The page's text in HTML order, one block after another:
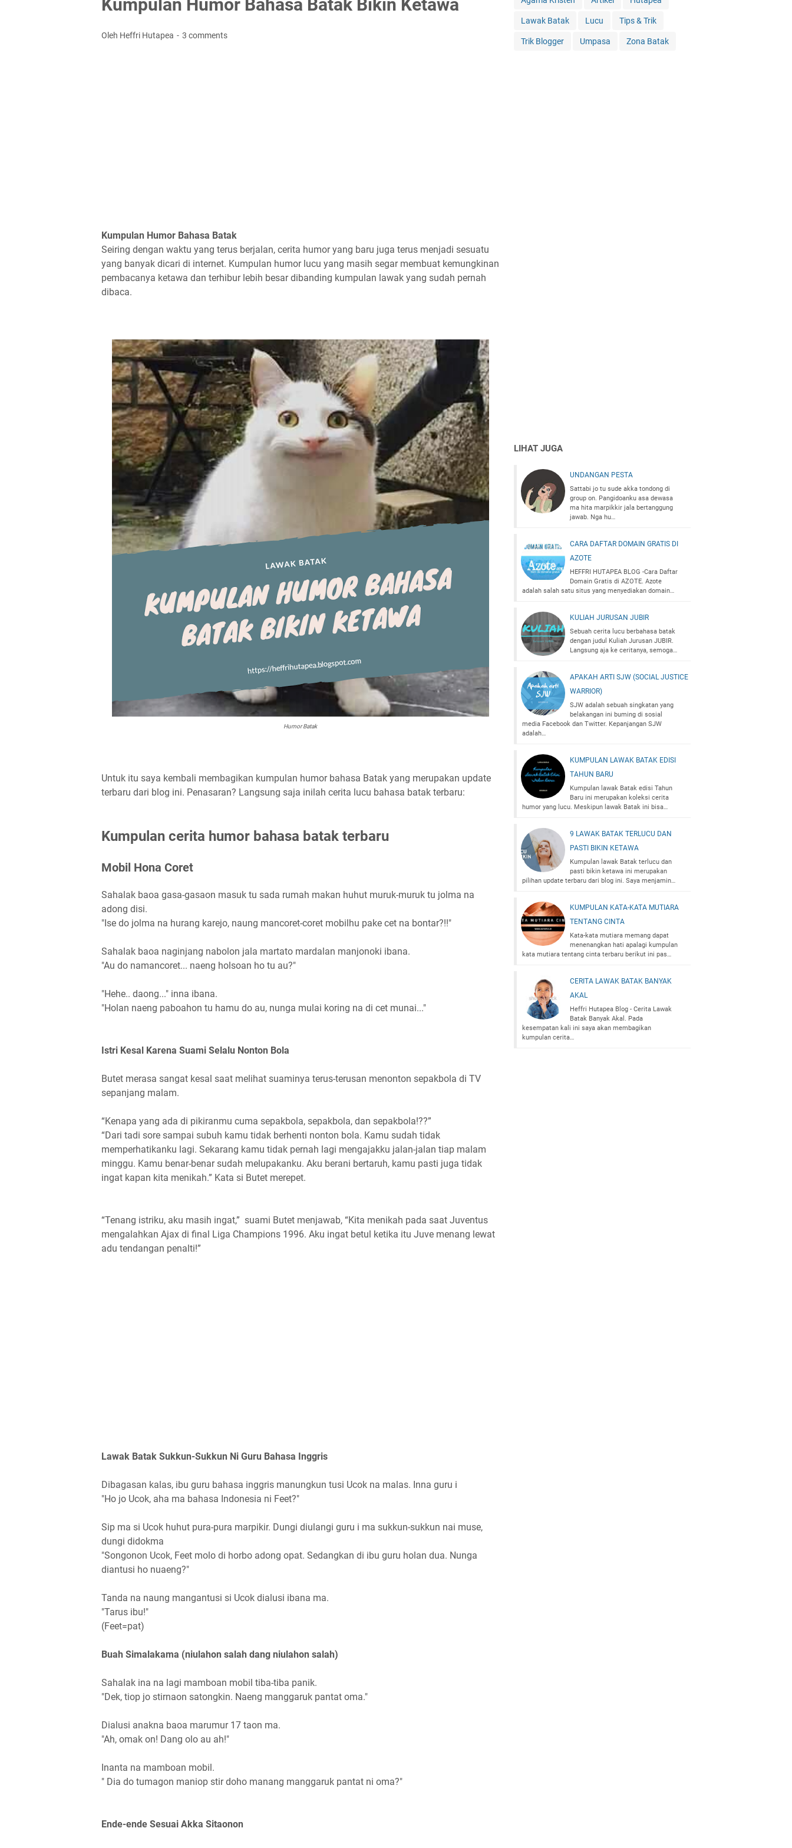
Kumpulan Humor Bahasa Batak Bikin Ketawa
Oleh Heffri Hutapea 3 comments
Kumpulan Humor Bahasa Batak
Seiring dengan waktu yang terus berjalan, cerita humor yang baru juga terus menjadi sesuatu
yang banyak dicari di internet. Kumpulan humor lucu yang masih segar membuat kemungkinan
pembacanya ketawa dan terhibur lebih besar dibanding kumpulan lawak yang sudah pernah
dibaca.
Humor Batak
Untuk itu saya kembali membagikan kumpulan humor bahasa Batak yang merupakan update
terbaru dari blog ini. Penasaran? Langsung saja inilah cerita lucu bahasa batak terbaru:
Kumpulan cerita humor bahasa batak terbaru
Mobil Hona Coret
Sahalak baoa gasa-gasaon masuk tu sada rumah makan huhut muruk-muruk tu jolma na
adong disi.
"Ise do jolma na hurang karejo, naung mancoret-coret mobilhu pake cet na bontar?!!"
Sahalak baoa naginjang nabolon jala martato mardalan manjonoki ibana.
"Au do namancoret... naeng holsoan ho tu au?"
"Hehe.. daong..." inna ibana.
"Holan naeng paboahon tu hamu do au, nunga mulai koring na di cet munai..."
Istri Kesal Karena Suami Selalu Nonton Bola
Butet merasa sangat kesal saat melihat suaminya terus-terusan menonton sepakbola di TV
sepanjang malam.
“Kenapa yang ada di pikiranmu cuma sepakbola, sepakbola, dan sepakbola!??”
“Dari tadi sore sampai subuh kamu tidak berhenti nonton bola. Kamu sudah tidak
memperhatikanku lagi. Sekarang kamu tidak pernah lagi mengajakku jalan-jalan tiap malam
minggu. Kamu benar-benar sudah melupakanku. Aku berani bertaruh, kamu pasti juga tidak
ingat kapan kita menikah.” Kata si Butet merepet.
“Tenang istriku, aku masih ingat,” suami Butet menjawab, “Kita menikah pada saat Juventus
mengalahkan Ajax di final Liga Champions 1996. Aku ingat betul ketika itu Juve menang lewat
adu tendangan penalti!”
Lawak Batak Sukkun-Sukkun Ni Guru Bahasa Inggris
Dibagasan kalas, ibu guru bahasa inggris manungkun tusi Ucok na malas. Inna guru i
"Ho jo Ucok, aha ma bahasa Indonesia ni Feet?"
Sip ma si Ucok huhut pura-pura marpikir. Dungi diulangi guru i ma sukkun-sukkun nai muse,
dungi didokma
"Songonon Ucok, Feet molo di horbo adong opat. Sedangkan di ibu guru holan dua. Nunga
diantusi ho nuaeng?"
Tanda na naung mangantusi si Ucok dialusi ibana ma.
"Tarus ibu!"
(Feet=pat)
Buah Simalakama (niulahon salah dang niulahon salah)
Sahalak ina na lagi mamboan mobil tiba-tiba panik.
"Dek, tiop jo stirnaon satongkin. Naeng manggaruk pantat oma."
Dialusi anakna baoa marumur 17 taon ma.
"Ah, omak on! Dang olo au ah!"
Inanta na mamboan mobil.
" Dia do tumagon maniop stir doho manang manggaruk pantat ni oma?"
Ende-ende Sesuai Akka Sitaonon
Lawak Batak Lucu Tips & Trik
Trik Blogger Umpasa Zona Batak
LIHAT JUGA
UNDANGAN PESTA
Sattabi jo tu sude akka tondong di
group on. Pangidoanku asa dewasa
ma hita marpikkir jala bertanggung
jawab. Nga hu…
CARA DAFTAR DOMAIN GRATIS DI
AZOTE
HEFFRI HUTAPEA BLOG -Cara Daftar
Domain Gratis di AZOTE. Azote
adalah salah satu situs yang menyediakan domain…
KULIAH JURUSAN JUBIR
Sebuah cerita lucu berbahasa batak
dengan judul Kuliah Jurusan JUBIR.
Langsung aja ke ceritanya, semoga…
APAKAH ARTI SJW (SOCIAL JUSTICE
WARRIOR)
SJW adalah sebuah singkatan yang
belakangan ini buming di sosial
media Facebook dan Twitter. Kepanjangan SJW
adalah…
KUMPULAN LAWAK BATAK EDISI
TAHUN BARU
Kumpulan lawak Batak edisi Tahun
Baru ini merupakan koleksi cerita
humor yang lucu. Meskipun lawak Batak ini bisa…
9 LAWAK BATAK TERLUCU DAN
PASTI BIKIN KETAWA
Kumpulan lawak Batak terlucu dan
pasti bikin ketawa ini merupakan
pilihan update terbaru dari blog ini. Saya menjamin…
KUMPULAN KATA-KATA MUTIARA
TENTANG CINTA
Kata-kata mutiara memang dapat
menenangkan hati apalagi kumpulan
kata mutiara tentang cinta terbaru berikut ini pas…
CERITA LAWAK BATAK BANYAK
AKAL
Heffri Hutapea Blog - Cerita Lawak
Batak Banyak Akal. Pada
kesempatan kali ini saya akan membagikan
kumpulan cerita…